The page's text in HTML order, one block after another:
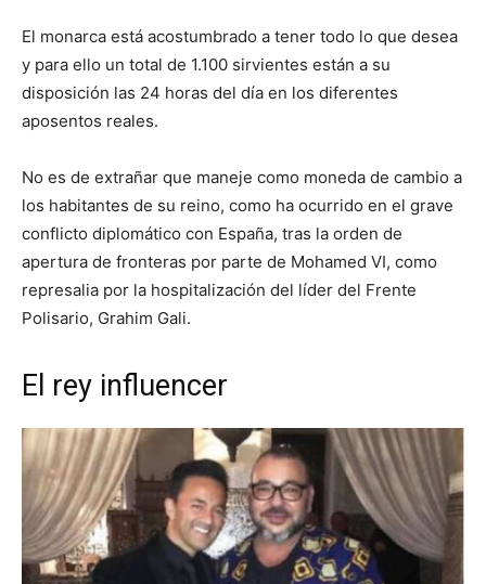
El monarca está acostumbrado a tener todo lo que desea
y para ello un total de 1.100 sirvientes están a su
disposición las 24 horas del día en los diferentes
aposentos reales.
No es de extrañar que maneje como moneda de cambio a
los habitantes de su reino, como ha ocurrido en el grave
conflicto diplomático con España, tras la orden de
apertura de fronteras por parte de Mohamed VI, como
represalia por la hospitalización del líder del Frente
Polisario, Grahim Gali.
El rey influencer